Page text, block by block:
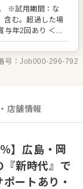
ッフ育成など、
様の反応を感じ
磨いていけま
※試用期間：な
含む。超過した場
代：年収450万
ヶ月＋賞与＋固
号：Job000-296-792
店舗情報
】広島・岡
新時代』で
ートあり・